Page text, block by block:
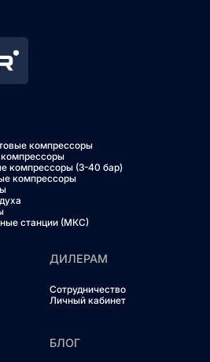
компрессоры
компрессоры (3-40 бар)
компрессоры
станции (МКС)
ДИЛЕРАМ
Сотрудничество
Личный кабинет
БЛОГ